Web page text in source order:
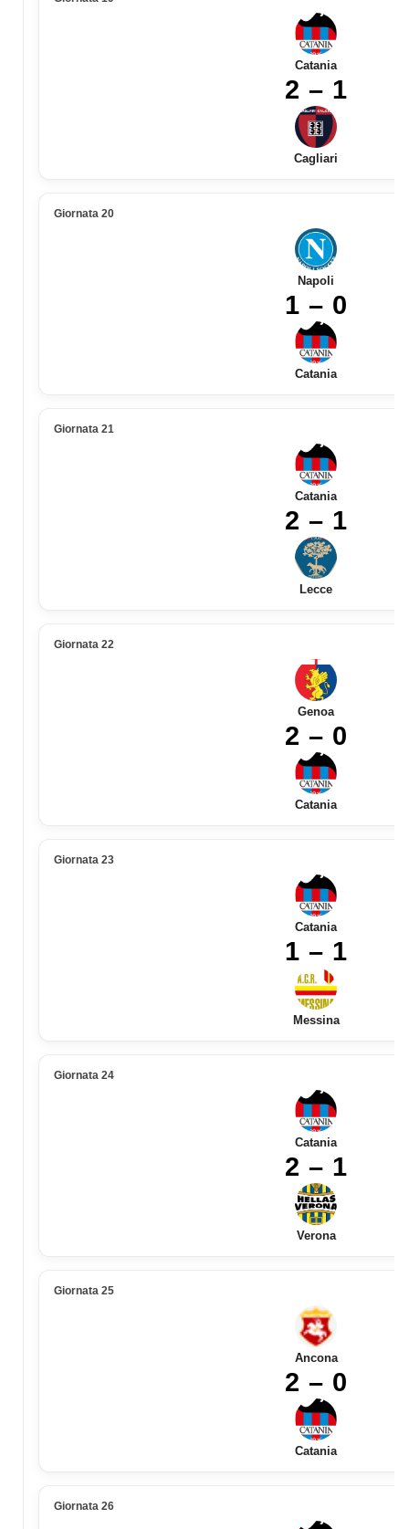
Catania
2 – 1
Cagliari
Giornata 20
Napoli
1 – 0
Catania
Giornata 21
Catania
2 – 1
Lecce
Giornata 22
Genoa
2 – 0
Catania
Giornata 23
Catania
1 – 1
Messina
Giornata 24
Catania
2 – 1
Verona
Giornata 25
Ancona
2 – 0
Catania
Giornata 26